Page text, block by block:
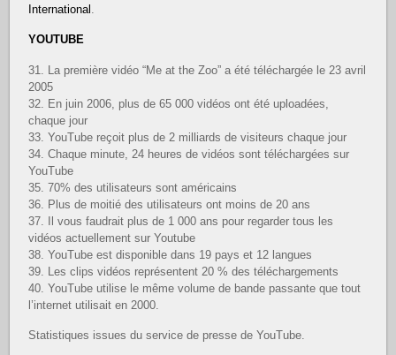
International
YOUTUBE
31. La première vidéo “Me at the Zoo” a été téléchargée le 23 avril
2005
32. En juin 2006, plus de 65 000 vidéos ont été uploadées,
chaque jour
33. YouTube reçoit plus de 2 milliards de visiteurs chaque jour
34. Chaque minute, 24 heures de vidéos sont téléchargées sur
YouTube
35. 70% des utilisateurs sont américains
36. Plus de moitié des utilisateurs ont moins de 20 ans
37. Il vous faudrait plus de 1 000 ans pour regarder tous les
vidéos actuellement sur Youtube
38. YouTube est disponible dans 19 pays et 12 langues
39. Les clips vidéos représentent 20 % des téléchargements
40. YouTube utilise le même volume de bande passante que tout
l’internet utilisait en 2000.
Statistiques issues du service de presse de YouTube.